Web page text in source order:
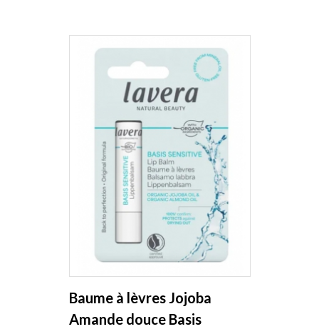
Baume à lèvres Jojoba
Amande douce Basis